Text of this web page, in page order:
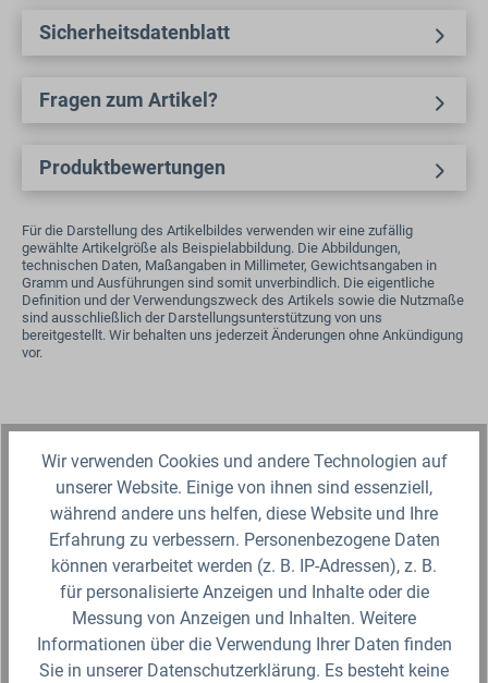
Sicherheitsdatenblatt
Fragen zum Artikel?
Produktbewertungen
Für die Darstellung des Artikelbildes verwenden wir eine zufällig
gewählte Artikelgröße als Beispielabbildung. Die Abbildungen,
technischen Daten, Maßangaben in Millimeter, Gewichtsangaben in
Gramm und Ausführungen sind somit unverbindlich. Die eigentliche
Definition und der Verwendungszweck des Artikels sowie die Nutzmaße
sind ausschließlich der Darstellungsunterstützung von uns
bereitgestellt. Wir behalten uns jederzeit Änderungen ohne Ankündigung
vor.
Produktgalerie überspringen
Zubehör
Wir verwenden Cookies und andere Technologien auf
unserer Website. Einige von ihnen sind essenziell,
während andere uns helfen, diese Website und Ihre
Erfahrung zu verbessern. Personenbezogene Daten
können verarbeitet werden (z. B. IP-Adressen), z. B.
für personalisierte Anzeigen und Inhalte oder die
Messung von Anzeigen und Inhalten. Weitere
Informationen über die Verwendung Ihrer Daten finden
Sie in unserer Datenschutzerklärung. Es besteht keine